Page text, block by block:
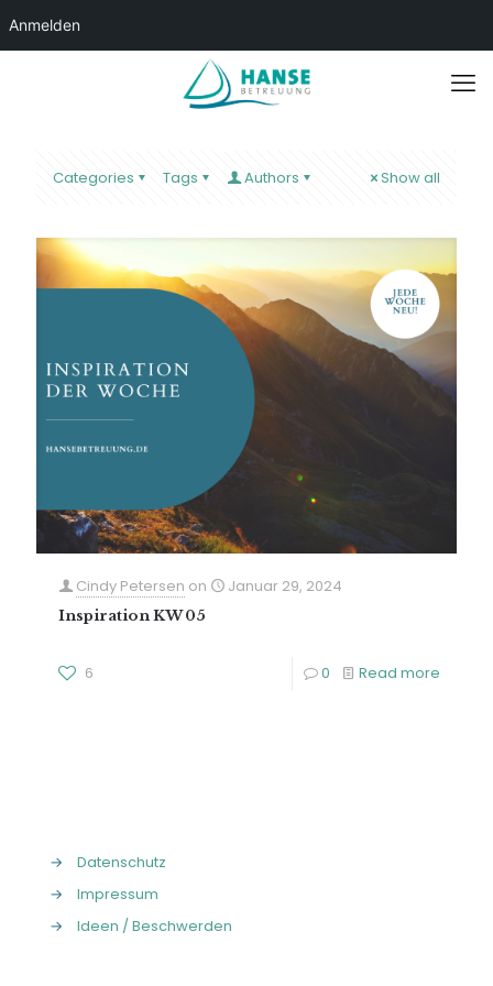
Categories Tags Authors Show all
Cindy Petersen on Januar 29, 2024
Inspiration KW 05
6 0 Read more
→
Datenschutz
→
Impressum
→
Ideen / Beschwerden
Anmelden